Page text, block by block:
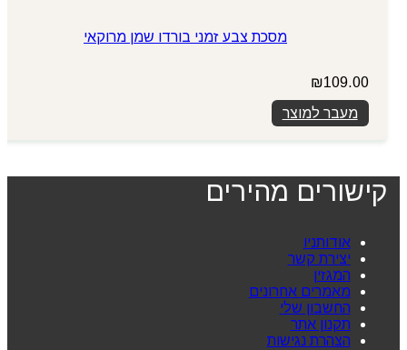
מסכת צבע זמני בורדו שמן מרוקאי
₪109.00
מעבר למוצר
קישורים מהירים
אודותניו
יצירת קשר
המגזין
מאמרים אחרונים
החשבון שלי
תקנון אתר
הצהרת נגישות